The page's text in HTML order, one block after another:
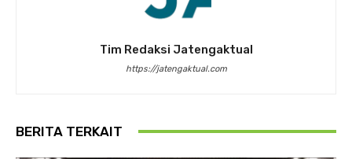
Tim Redaksi Jatengaktual
https://jatengaktual.com
BERITA TERKAIT